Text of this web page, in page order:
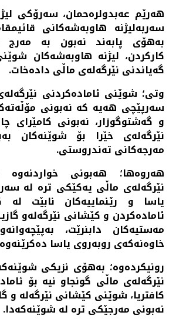
هه‌رێم عه‌بدولره‌حمان، سه‌رۆكی
سه‌ربه‌لیژنه‌ هاوبه‌شه‌كانی
به‌هۆی پابه‌ند نه‌بون به‌ مه‌رج
كاركردن، لیژنه‌ هاوبه‌شه‌كان
گه‌یاندنی نێرگه‌له‌ی ماڵی داده‌خات.
وتی؛ شوێنی ئاماده‌كردنی
سه‌رپێچی هه‌یه‌ كه‌ نه‌بونی
و گه‌شتوگوزار، نه‌بونی كامێرای
نێرگه‌له‌ی خێرا بۆ شوێنه‌كان
مه‌رجه‌كانی ته‌ندروستی.
هه‌روه‌ها؛ هه‌بونی
نێرگه‌له‌ی ماڵی یه‌كێكی تره‌ له‌
یاسا و رێنماییه‌كان نابێت له‌
ئاماده‌كردن و كێشانی نێرگه‌له‌و
مه‌ستیه‌كان دابنرێت،
خاوه‌نه‌كه‌ی روبه‌روی یاسا
رونیكرده‌وه‌؛ به‌هۆی نزیكی
نێرگه‌له‌ی ماڵی گونجاو نیه‌ بۆ
كافتریا، شوێنی كێشانی نێرگه‌له‌ و
نه‌بونی مه‌رجێكی تره‌ له‌ شوێنه‌كه‌دا.